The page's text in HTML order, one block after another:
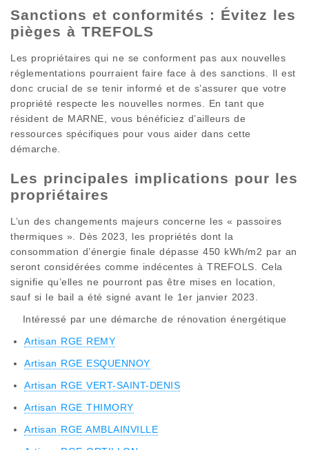
Sanctions et conformités : Évitez les
pièges à TREFOLS
Les propriétaires qui ne se conforment pas aux nouvelles
réglementations pourraient faire face à des sanctions. Il est
donc crucial de se tenir informé et de s’assurer que votre
propriété respecte les nouvelles normes. En tant que
résident de MARNE, vous bénéficiez d’ailleurs de
ressources spécifiques pour vous aider dans cette
démarche.
Les principales implications pour les
propriétaires
L’un des changements majeurs concerne les « passoires
thermiques ». Dès 2023, les propriétés dont la
consommation d’énergie finale dépasse 450 kWh/m2 par an
seront considérées comme indécentes à TREFOLS. Cela
signifie qu’elles ne pourront pas être mises en location,
sauf si le bail a été signé avant le 1er janvier 2023.
Intéressé par une démarche de rénovation énergétique
Artisan RGE REMY
Artisan RGE ESQUENNOY
Artisan RGE VERT-SAINT-DENIS
Artisan RGE THIMORY
Artisan RGE AMBLAINVILLE